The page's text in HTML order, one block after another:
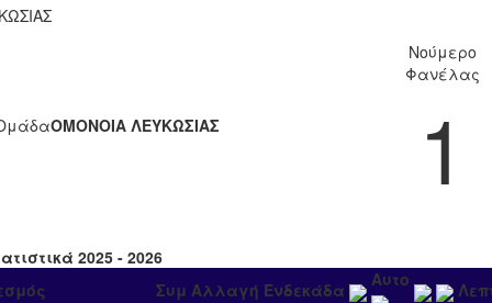
ΟΜΟΝΟΙΑ ΛΕΥΚΩΣΙΑΣ
Νούμερο
Φανέλας
1
2025 - 2026
Συμ Αλλαγή Ενδεκάδα Αυτο